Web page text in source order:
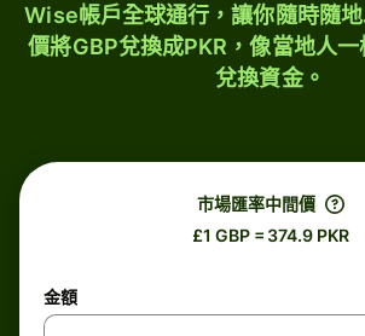
Wise帳戶全球通行，讓你隨時隨
價將GBP兌換成PKR，像當地人一
兌換資金。
市場匯率中間價
£1 GBP = 374.9 PKR
金額